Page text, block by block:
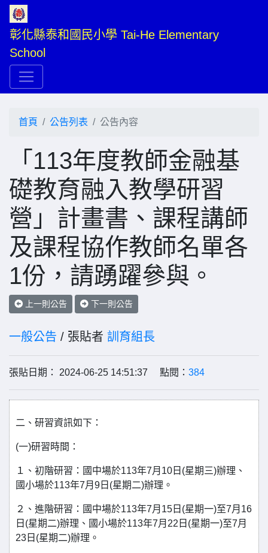
彰化縣泰和國民小學 Tai-He Elementary
School
首頁 公告列表 公告內容
「113年度教師金融基
礎教育融入教學研習
營」計畫書、課程講師
及課程協作教師名單各
1份，請踴躍參與。
上一則公告 下一則公告
一般公告 / 張貼者 訓育組長
張貼日期： 2024-06-25 14:51:37 點閱： 384
二、研習資訊如下：
(一)研習時間：
１、初階研習：國中場於113年7月10日(星期三)辦理、
國小場於113年7月9日(星期二)辦理。
２、進階研習：國中場於113年7月15日(星期一)至7月16
日(星期二)辦理、國小場於113年7月22日(星期一)至7月
23日(星期二)辦理。